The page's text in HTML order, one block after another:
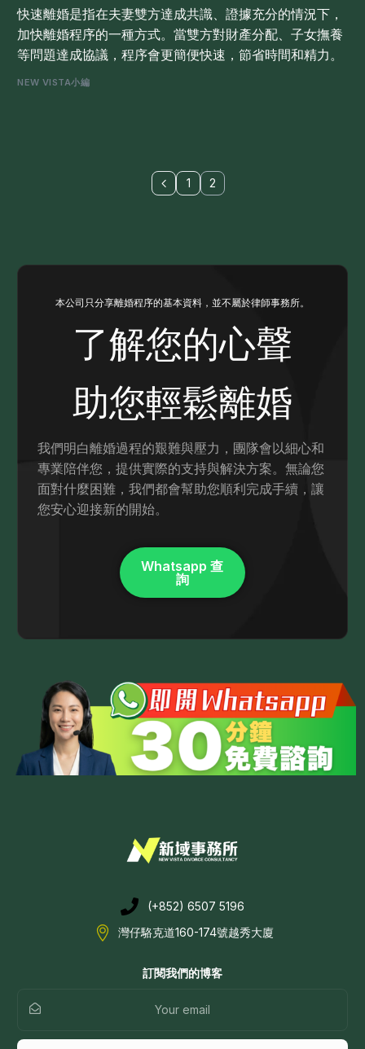
快速離婚是指在夫妻雙方達成共識、證據充分的情況下，
加快離婚程序的一種方式。當雙方對財產分配、子女撫養
等問題達成協議，程序會更簡便快速，節省時間和精力。
NEW VISTA小編
1 2
本公司只分享離婚程序的基本資料，並不屬於律師事務所。
了解您的心聲
助您輕鬆離婚
我們明白離婚過程的艱難與壓力，團隊會以細心和
專業陪伴您，提供實際的支持與解決方案。無論您
面對什麼困難，我們都會幫助您順利完成手續，讓
您安心迎接新的開始。
Whatsapp 查
詢
(+852) 6507 5196
灣仔駱克道160-174號越秀大廈
訂閱我們的博客